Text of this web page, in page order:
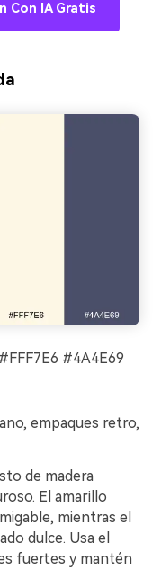
Con IA Gratis
#4A4E69
empaques retro,
de madera
El amarillo
mientras el
dulce. Usa el
fuertes y mantén